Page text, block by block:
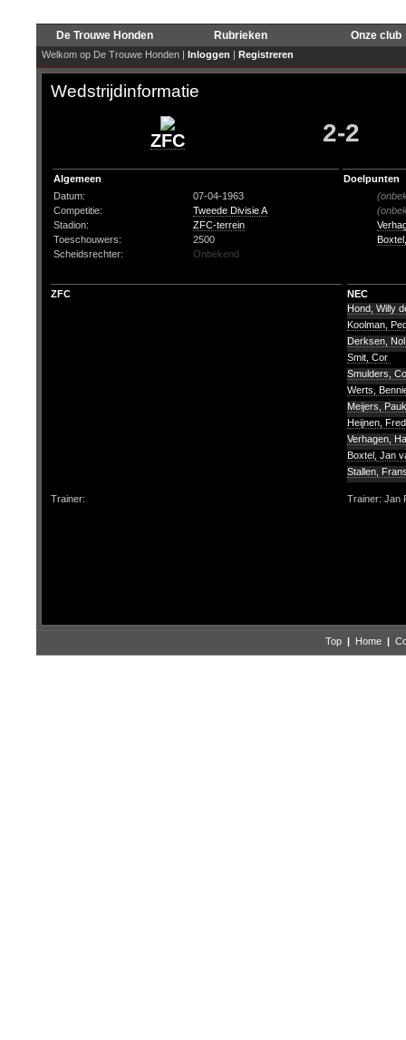
De Trouwe Honden Rubrieken Onze club
Welkom op De Trouwe Honden | Inloggen | Registreren
Wedstrijdinformatie
ZFC 2-2
Algemeen
Datum:
07-04-1963
Competitie:
Tweede Divisie A
Stadion:
ZFC-terrein
Toeschouwers:
2500
Scheidsrechter:
Onbekend
Doelpunten
ZFC
NEC
Hond, Willy
Koolman,
Derksen,
Smit, Cor
Smulders,
Werts,
Meijers,
Heijnen,
Verhagen,
Boxtel, Jan
Stallen,
Trainer: Trainer: Jan
Top | Home |